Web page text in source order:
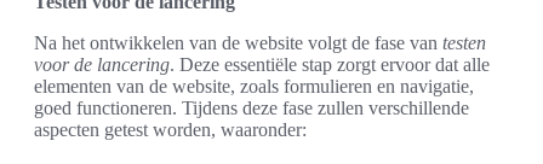
Na het ontwikkelen van de website volgt de fase van testen
voor de lancering. Deze essentiële stap zorgt ervoor dat alle
elementen van de website, zoals formulieren en navigatie,
goed functioneren. Tijdens deze fase zullen verschillende
aspecten getest worden, waaronder: